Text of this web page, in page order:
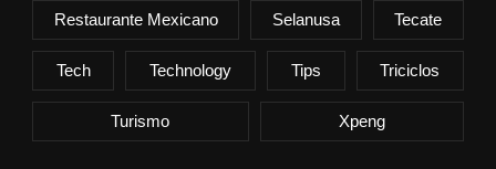
Restaurante Mexicano Selanusa Tecate
Tech Technology Tips Triciclos
Turismo Xpeng